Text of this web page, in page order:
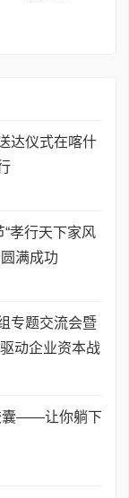
达仪式在喀什
孝行天下家风
满成功
专题交流会暨
动企业资本战
囊——让你躺下